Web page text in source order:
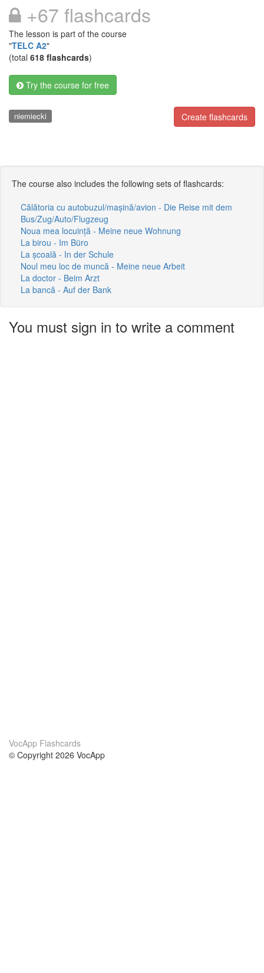
+67 flashcards
The lesson is part of the course
"TELC A2"
(total 618 flashcards)
Try the course for free
Create flashcards
niemiecki
The course also includes the following sets of flashcards:
Călătoria cu autobuzul/mașină/avion - Die Reise mit dem
Bus/Zug/Auto/Flugzeug
Noua mea locuință - Meine neue Wohnung
La birou - Im Büro
La școală - In der Schule
Noul meu loc de muncă - Meine neue Arbeit
La doctor - Beim Arzt
La bancă - Auf der Bank
You must sign in to write a comment
VocApp Flashcards
© Copyright 2026 VocApp